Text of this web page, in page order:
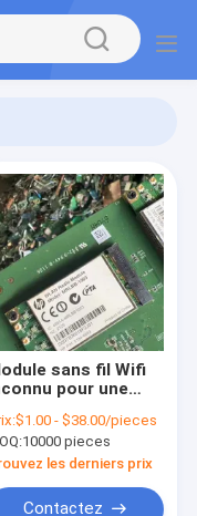
sans fil Wifi
pour une
flexible
$1.00 - $38.00/pieces
10000 pieces
les derniers prix
Contactez